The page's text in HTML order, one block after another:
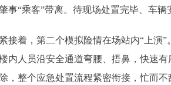
事“乘客”带离。待现场处置完毕、车辆
着，第二个模拟险情在场站内“上演”
内人员沿安全通道弯腰、捂鼻，快速
，整个应急处置流程紧密衔接，忙而不